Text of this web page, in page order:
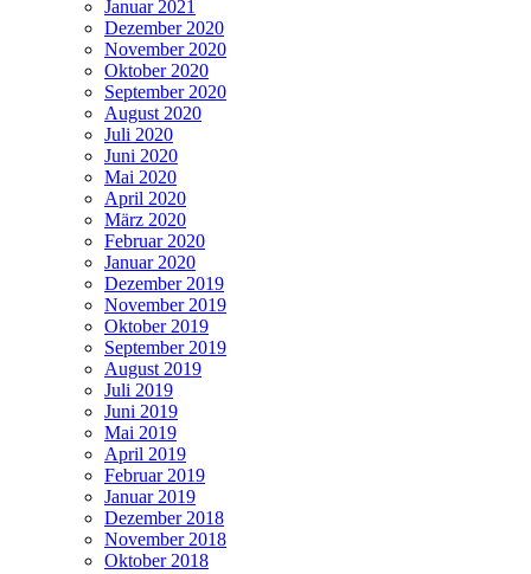
Januar 2021
Dezember 2020
November 2020
Oktober 2020
September 2020
August 2020
Juli 2020
Juni 2020
Mai 2020
April 2020
März 2020
Februar 2020
Januar 2020
Dezember 2019
November 2019
Oktober 2019
September 2019
August 2019
Juli 2019
Juni 2019
Mai 2019
April 2019
Februar 2019
Januar 2019
Dezember 2018
November 2018
Oktober 2018